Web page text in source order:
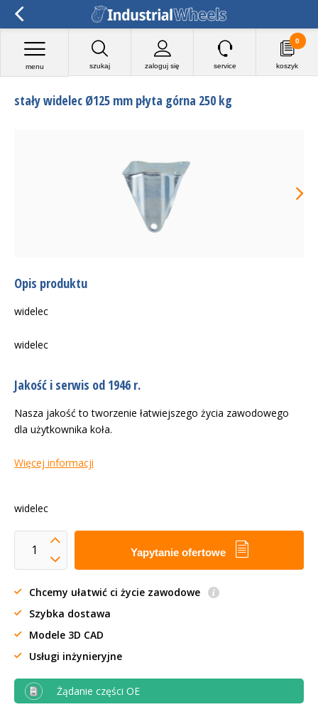
szukaj zaloguj się
menu service koszyk
0
stały widelec Ø125 mm płyta górna 250 kg
Opis produktu
widelec
widelec
Jakość i serwis od 1946 r.
Nasza jakość to tworzenie łatwiejszego życia zawodowego
dla użytkownika koła.
Więcej informacji
widelec
Yapytanie ofertowe
Chcemy ułatwić ci życie zawodowe
Szybka dostawa
Modele 3D CAD
Usługi inżynieryjne
Żądanie części OE